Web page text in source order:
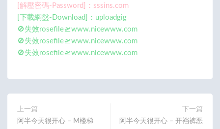
[解壓密碼-Password]：sssins.com
[下載網盤-Download]：uploadgig
🚫失效rosefile🛫www.nicewww.com
🚫失效rosefile🛫www.nicewww.com
🚫失效rosefile🛫www.nicewww.com
上一篇
阿半今天很开心 – M楼梯
下一篇
阿半今天很开心 – 开裆裤恶